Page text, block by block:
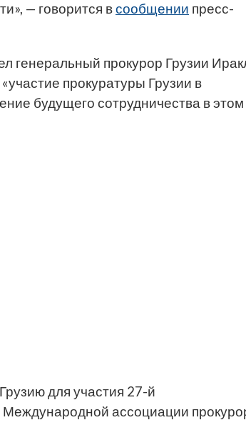
— говорится всообщении пресс-
генеральный прокурор Грузии
прокуратуры Грузии в
будущего сотрудничества в этом
для участия 27-й
ассоциации